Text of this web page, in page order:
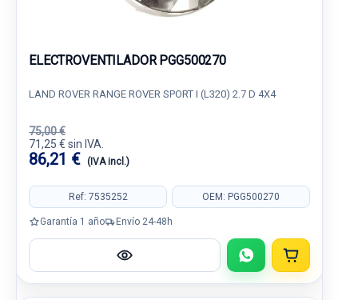
ELECTROVENTILADOR PGG500270
LAND ROVER RANGE ROVER SPORT I (L320) 2.7 D 4X4
75,00 €
71,25 € sin IVA.
86,21 € (IVA incl.)
Ref: 7535252 OEM: PGG500270
Garantía 1 año Envío 24-48h